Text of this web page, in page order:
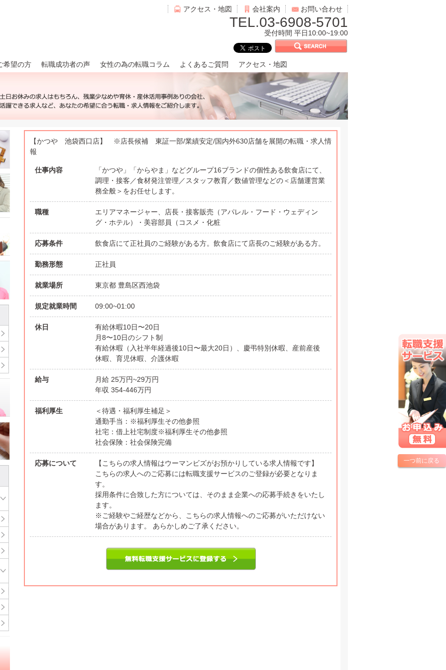
お問い合わせ
会社案内
アクセス・地図
TEL.03-6908-5701
受付時間 平日10:00~19:00
希望の方 転職成功者の声 女性の為の転職コラム よくあるご質問 アクセス・地図
一つ前に戻る
【かつや 池袋西口店】 ※店長候補 東証一部/業績安定/国内外630店舗を展開の転職・求人情
報
仕事内容
「かつや」「からやま」などグループ16ブランドの個性ある飲食店にて、
調理・接客／食材発注管理／スタッフ教育／数値管理などの＜店舗運営業
務全般＞をお任せします。
職種
エリアマネージャー、店長・接客販売（アパレル・フード・ウェディン
グ・ホテル）・美容部員（コスメ・化粧
応募条件 飲食店にて正社員のご経験がある方。飲食店にて店長のご経験がある方。
勤務形態 正社員
就業場所 東京都 豊島区西池袋
規定就業時間 09:00~01:00
休日
有給休暇10日〜20日
月8〜10日のシフト制
有給休暇（入社半年経過後10日〜最大20日）、慶弔特別休暇、産前産後
休暇、育児休暇、介護休暇
給与
月給 25万円~29万円
年収 354-446万円
福利厚生
＜待遇・福利厚生補足＞
通勤手当：※福利厚生その他参照
社宅：借上社宅制度※福利厚生その他参照
社会保険：社会保険完備
応募について
【こちらの求人情報はウーマンビズがお預かりしている求人情報です】
こちらの求人へのご応募には転職支援サービスのご登録が必要となりま
す。
採用条件に合致した方については、そのまま企業への応募手続きをいたし
ます。
※ご経験やご経歴などから、こちらの求人情報へのご応募がいただけない
場合があります。 あらかしめご了承ください。